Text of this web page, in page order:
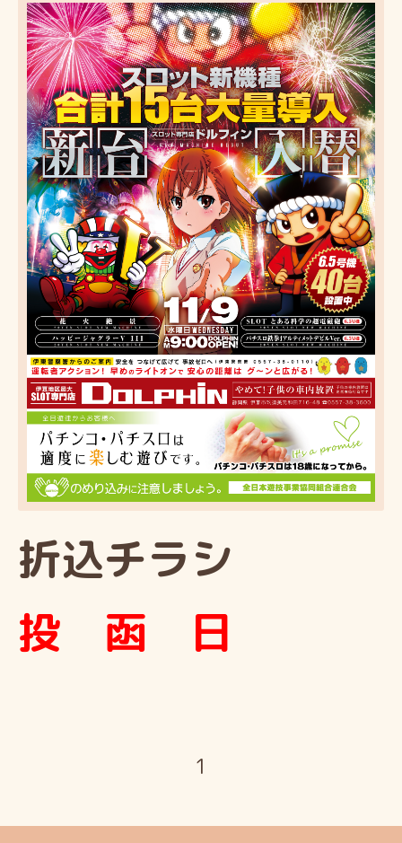
折込チラシ
投
函 日
1